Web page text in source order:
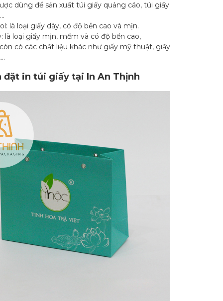
dùng để sản xuất túi giấy quảng cáo, túi giấy
là loại giấy dày, có độ bền cao và mịn.
là loại giấy mịn, mềm và có độ bền cao,
có các chất liệu khác như giấy mỹ thuật, giấy
đặt in túi giấy tại In An Thịnh